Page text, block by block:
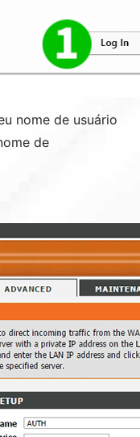
nome de usuário
de